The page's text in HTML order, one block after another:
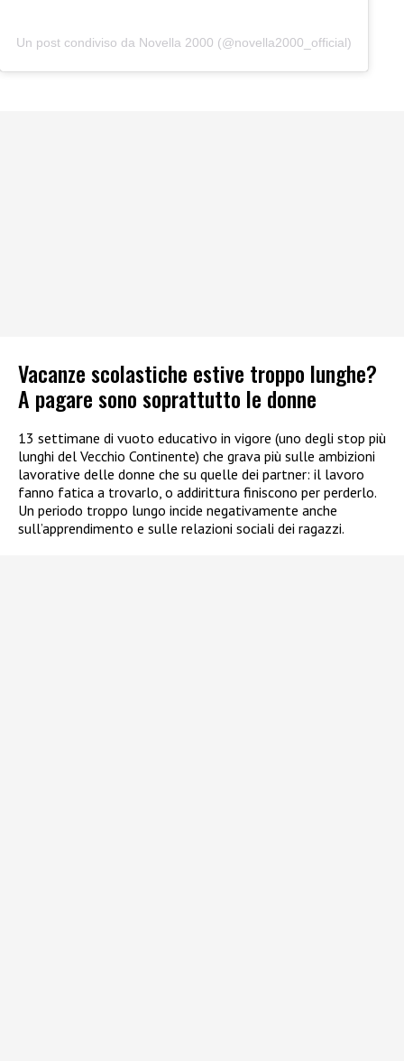
Un post condiviso da Novella 2000 (@novella2000_official)
Vacanze scolastiche estive troppo lunghe?
A pagare sono soprattutto le donne
13 settimane di vuoto educativo in vigore (uno degli stop più
lunghi del Vecchio Continente) che grava più sulle ambizioni
lavorative delle donne che su quelle dei partner: il lavoro
fanno fatica a trovarlo, o addirittura finiscono per perderlo.
Un periodo troppo lungo incide negativamente anche
sull’apprendimento e sulle relazioni sociali dei ragazzi.